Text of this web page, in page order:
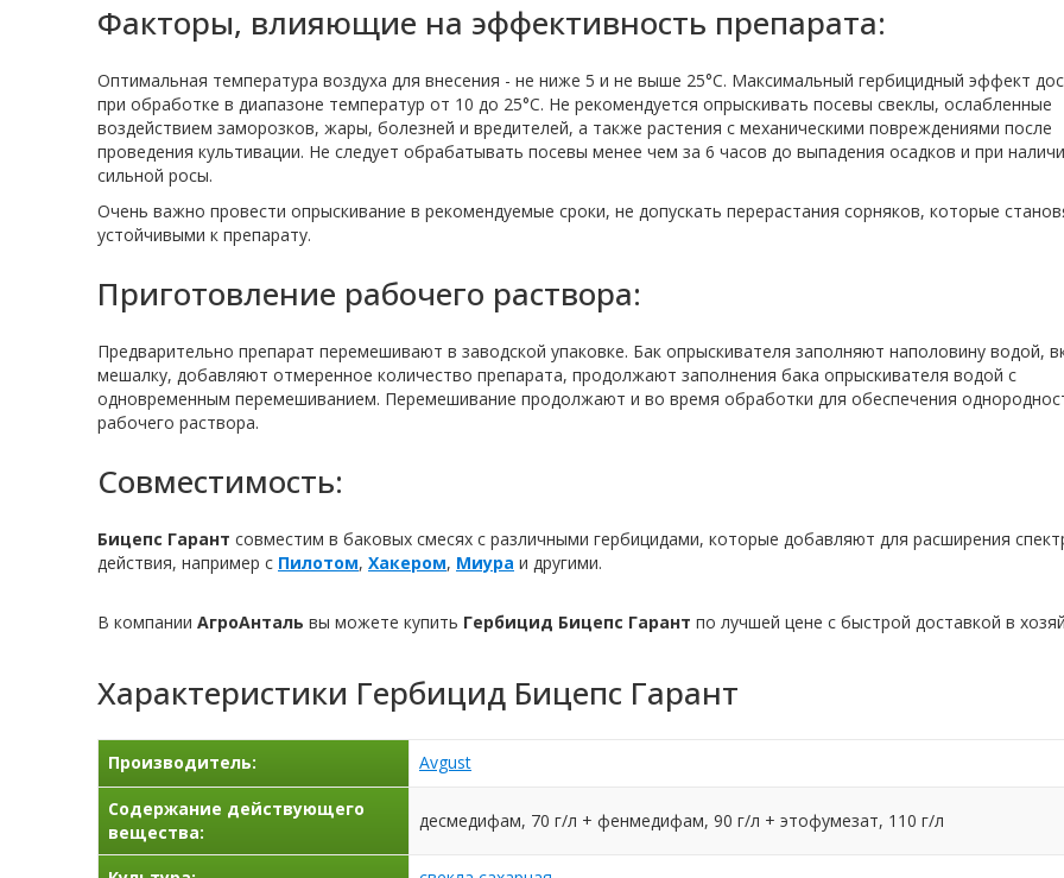
Факторы, влияющие на эффективность препарата:
Оптимальная температура воздуха для внесения - не ниже 5 и не выше 25°С. Максимальный гербицидный эффект
при обработке в диапазоне температур от 10 до 25°С. Не рекомендуется опрыскивать посевы свеклы, ослабленные
воздействием заморозков, жары, болезней и вредителей, а также растения с механическими повреждениями после
проведения культивации. Не следует обрабатывать посевы менее чем за 6 часов до выпадения осадков и при
сильной росы.
Очень важно провести опрыскивание в рекомендуемые сроки, не допускать перерастания сорняков, которые
устойчивыми к препарату.
Приготовление рабочего раствора:
Предварительно препарат перемешивают в заводской упаковке. Бак опрыскивателя заполняют наполовину водой,
мешалку, добавляют отмеренное количество препарата, продолжают заполнения бака опрыскивателя водой с
одновременным перемешиванием. Перемешивание продолжают и во время обработки для обеспечения
рабочего раствора.
Совместимость:
Бицепс Гарант совместим в баковых смесях с различными гербицидами, которые добавляют для расширения
действия, например с Пилотом, Хакером, Миура и другими.
В компании АгроАнталь вы можете купить Гербицид Бицепс Гарант по лучшей цене с быстрой доставкой в
Характеристики Гербицид Бицепс Гарант
Производитель: Avgust
Содержание действующего
вещества:
десмедифам, 70 г/л + фенмедифам, 90 г/л + этофумезат, 110 г/л